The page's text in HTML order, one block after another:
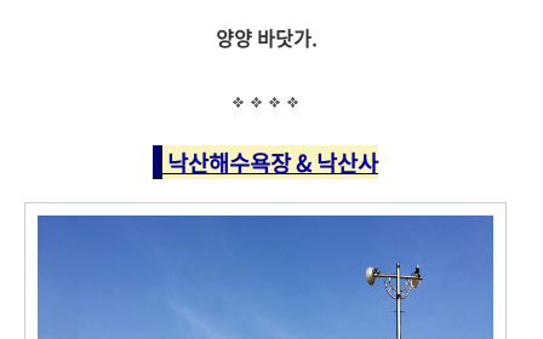
양양 바닷가.
낙산해수욕장 & 낙산사